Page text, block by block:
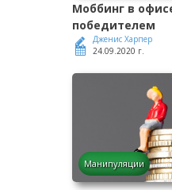
Моббинг в
победителем
Дженис Харпер
24.09.2020 г.
Манипуляции